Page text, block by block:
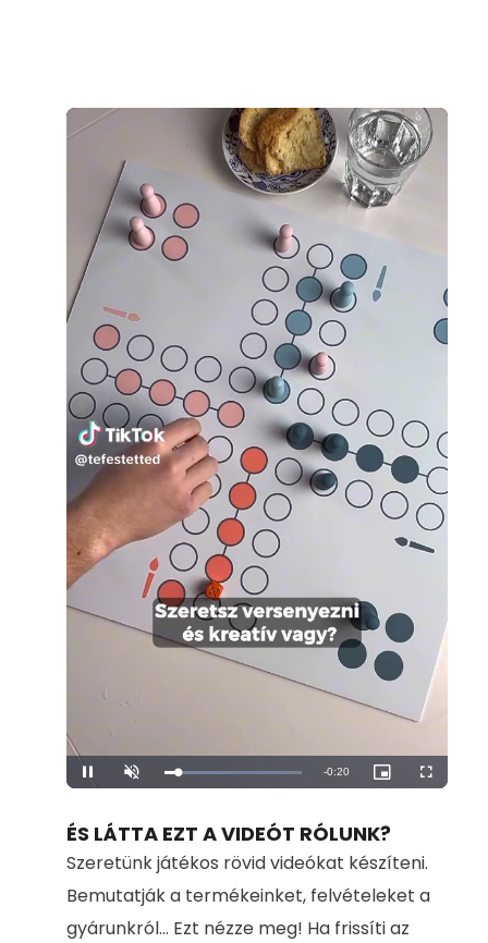
Pause Unmute Loaded:
100.00%
Remaining
-0:20
Picture-
in-
Fullscreen
ÉS LÁTTA EZT A VIDEÓT RÓLUNK?
Szeretünk játékos rövid videókat készíteni.
Bemutatják a termékeinket, felvételeket a
gyárunkról... Ezt nézze meg! Ha frissíti az